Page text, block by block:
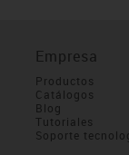
Empresa
Productos
Catálogos
Blog
Tutoriales
Soporte